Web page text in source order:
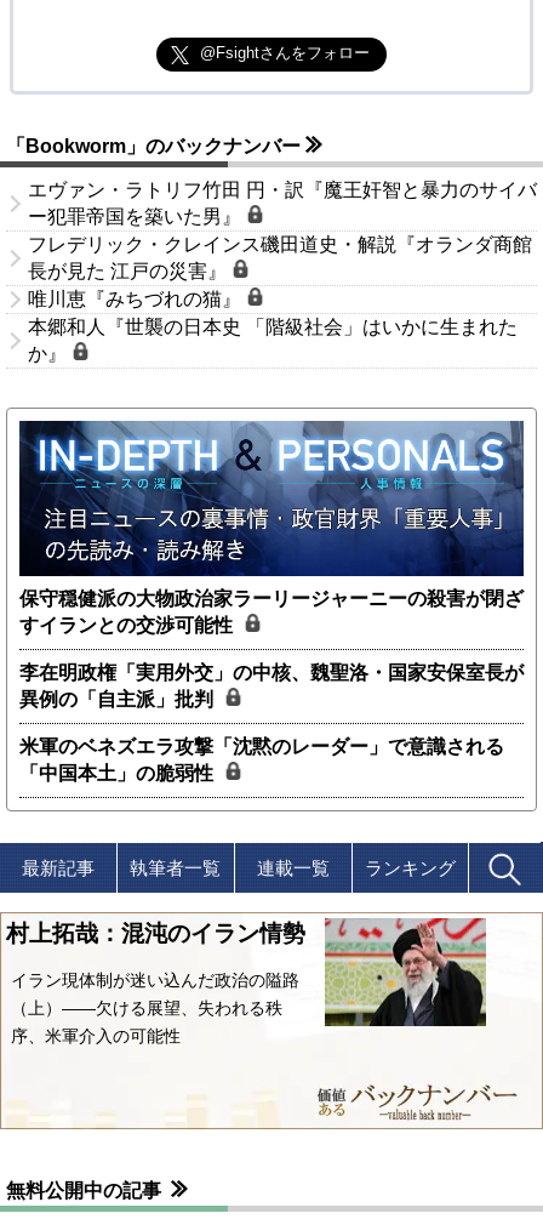
@Fsightさんをフォロー
「Bookworm」のバックナンバー
エヴァン・ラトリフ竹田 円・訳『魔王奸智と暴力のサイバ
ー犯罪帝国を築いた男』
フレデリック・クレインス磯田道史・解説『オランダ商館
長が見た 江戸の災害』
唯川恵『みちづれの猫』
本郷和人『世襲の日本史 「階級社会」はいかに生まれた
か』
保守穏健派の大物政治家ラーリージャーニーの殺害が閉ざ
すイランとの交渉可能性
李在明政権「実用外交」の中核、魏聖洛・国家安保室長が
異例の「自主派」批判
米軍のベネズエラ攻撃「沈黙のレーダー」で意識される
「中国本土」の脆弱性
最新記事 執筆者一覧 連載一覧 ランキング
村上拓哉：混沌のイラン情勢
イラン現体制が迷い込んだ政治の隘路
（上）――欠ける展望、失われる秩
序、米軍介入の可能性
無料公開中の記事